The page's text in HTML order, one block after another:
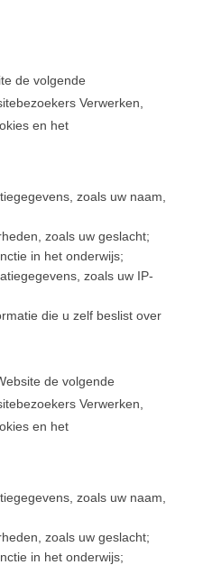
de volgende
Verwerken,
en het
zoals uw naam,
zoals uw geslacht;
in het onderwijs;
zoals uw IP-
die u zelf beslist over
de volgende
Verwerken,
en het
zoals uw naam,
zoals uw geslacht;
in het onderwijs;